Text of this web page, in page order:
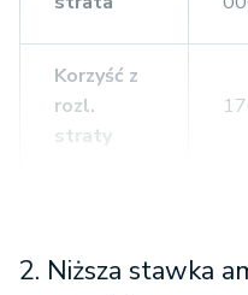
Korzyść z
rozl.
straty
2. Niższa stawka